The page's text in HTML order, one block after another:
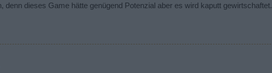
denn dieses Game hätte genügend Potenzial aber es wird kaputt gewirtschaftet.